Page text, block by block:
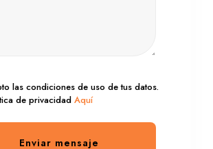
las condiciones de uso de tus datos.
de privacidad Aquí